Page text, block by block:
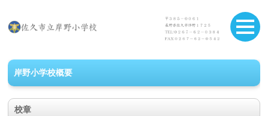
岸野小学校概要
校章